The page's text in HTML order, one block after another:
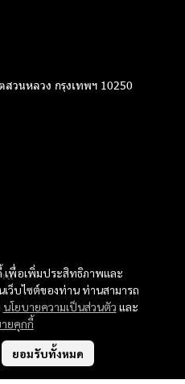
เพื่อเพิ่มประสิทธิภาพและ
ว็บไซต์ของท่าน ท่านสามารถ
นโยบายความเป็นส่วนตัว และ
ยคุกกี้
ยอมรับทั้งหมด
วนหลวง กรุงเทพฯ 10250
น